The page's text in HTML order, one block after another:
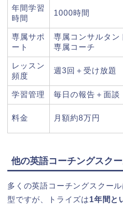
年間学習
時間
1000時間
専属サポ
ート
専属コンサルタン
専属コーチ
レッスン
頻度
週3回＋受け放題
学習管理 毎日の報告＋面談
料金 月額約8万円
他の英語コーチングスク
多くの英語コーチングスクー
型ですが、トライズは1年間と